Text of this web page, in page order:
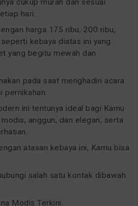
cukup murah dan sesuai
hari.
harga 175 ribu, 200 ribu,
kebaya diatas ini yang
yang begitu mewah dan
pada saat menghadiri acara
pernikahan.
ini tentunya ideal bagi Kamu
anggun, dan elegan, serta
atasan kebaya ini, Kamu bisa
salah satu kontak dibawah
Modis Terkini.